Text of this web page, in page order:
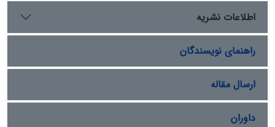
اطلاعات نشریه
راهنمای نویسندگان
ارسال مقاله
داوران